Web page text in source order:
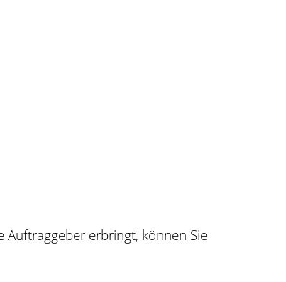
erbringt, können Sie